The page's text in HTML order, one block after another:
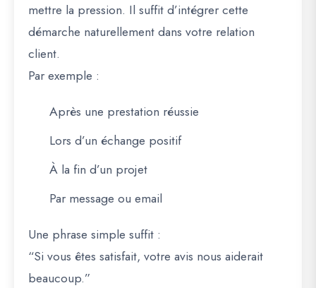
mettre la pression. Il suffit d’intégrer cette
démarche naturellement dans votre relation
client.
Par exemple :
Après une prestation réussie
Lors d’un échange positif
À la fin d’un projet
Par message ou email
Une phrase simple suffit :
“Si vous êtes satisfait, votre avis nous aiderait
beaucoup.”